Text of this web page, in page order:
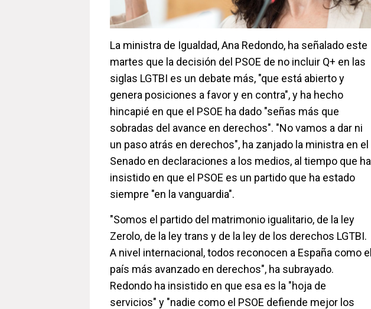
La ministra de Igualdad, Ana Redondo, ha señalado este
martes que la decisión del PSOE de no incluir Q+ en las
siglas LGTBI es un debate más, "que está abierto y
genera posiciones a favor y en contra", y ha hecho
hincapié en que el PSOE ha dado "señas más que
sobradas del avance en derechos". "No vamos a dar ni
un paso atrás en derechos", ha zanjado la ministra en el
Senado en declaraciones a los medios, al tiempo que ha
insistido en que el PSOE es un partido que ha estado
siempre "en la vanguardia".
"Somos el partido del matrimonio igualitario, de la ley
Zerolo, de la ley trans y de la ley de los derechos LGTBI.
A nivel internacional, todos reconocen a España como el
país más avanzado en derechos", ha subrayado.
Redondo ha insistido en que esa es la "hoja de
servicios" y "nadie como el PSOE defiende mejor los